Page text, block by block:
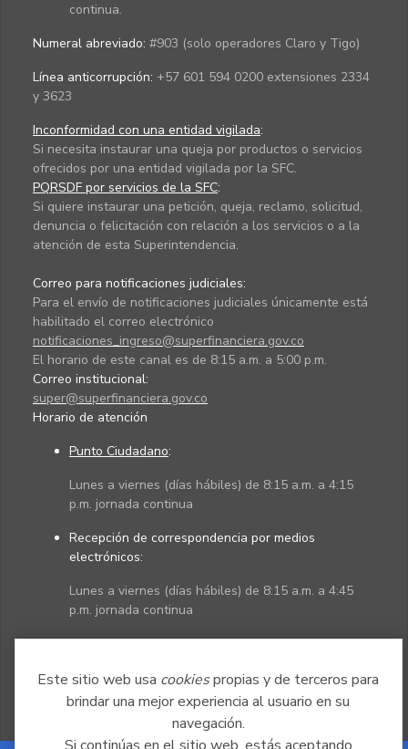
Este sitio web usa cookiespropias y de terceros para
brindar una mejor experiencia al usuario en su
navegación.
continua.
Numeral abreviado: #903 (solo operadores Claro y Tigo)
Línea anticorrupción: +57 601 594 0200 extensiones 2334
y 3623
Inconformidad con una entidad vigilada:
Si necesita instaurar una queja por productos o servicios
ofrecidos por una entidad vigilada por la SFC.
PQRSDF por servicios de la SFC:
Si quiere instaurar una petición, queja, reclamo, solicitud,
denuncia o felicitación con relación a los servicios o a la
atención de esta Superintendencia.
Correo para notificaciones judiciales:
Para el envío de notificaciones judiciales únicamente está
habilitado el correo electrónico
notificaciones_ingreso@superfinanciera.gov.co
El horario de este canal es de 8:15 a.m. a 5:00 p.m.
Correo institucional:
super@superfinanciera.gov.co
Horario de atención
Punto Ciudadano:
Lunes a viernes (días hábiles) de 8:15 a.m. a 4:15
p.m. jornada continua
Recepción de correspondencia por medios
electrónicos:
Lunes a viernes (días hábiles) de 8:15 a.m. a 4:45
p.m. jornada continua